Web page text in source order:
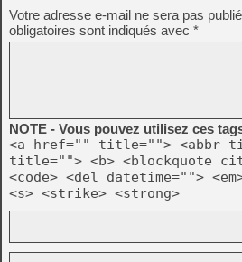
Votre adresse e-mail ne sera pas
obligatoires sont indiqués avec *
NOTE - Vous pouvez utilisez ces
<a href="" title=""> <abbr
title=""> <b> <blockquote
<code> <del datetime="">
<s> <strike> <strong>